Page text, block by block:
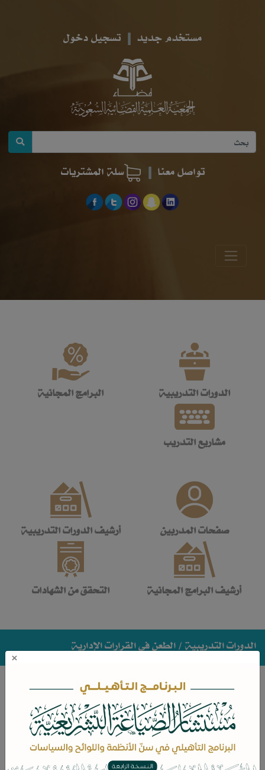
مستخدم جديد تسجيل دخول
تواصل معنا سلة المشتريات
الدورات التدريبية البرامج المجانية
مشاريع التدريب
صفحات المدربين أرشيف الدورات التدريبية
أرشيف البرامج المجانية التحقق من الشهادات
الدورات التدريبية / الطعن في القرارات الإدارية
الطعن في القرارات الإدارية
×